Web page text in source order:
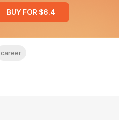
BUY FOR $6.4
career